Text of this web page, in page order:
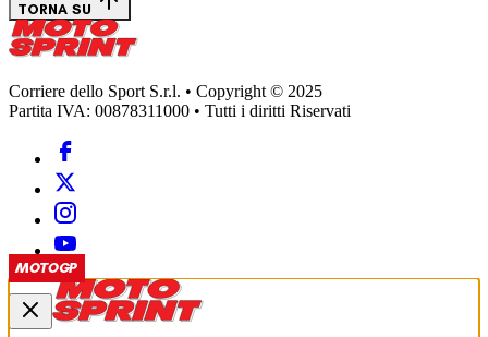
MOTOGP
MOTOGP
MOTOGP
TORNA SU
Corriere dello Sport S.r.l. • Copyright © 2025
Partita IVA: 00878311000 • Tutti i diritti Riservati